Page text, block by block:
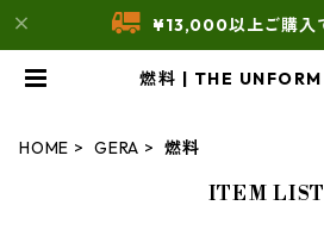
¥13,000以上ご購入
燃料 | THE
HOME GERA 燃料
ITEM LIST